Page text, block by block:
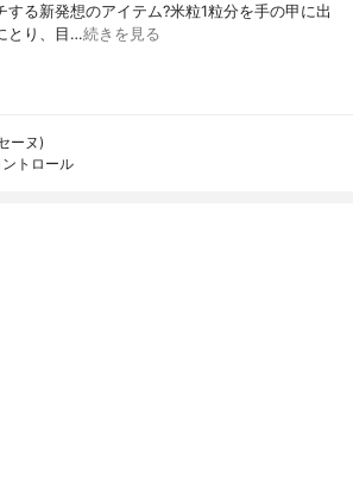
する新発想のアイテム?米粒1粒分を手の甲に出
とり、目…続きを見る
ーヌ)
トロール